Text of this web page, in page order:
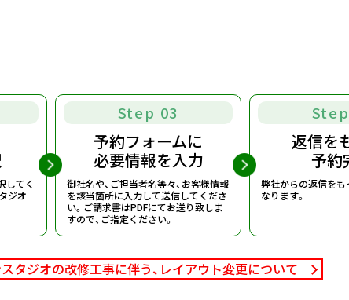
してく
ジオ
Step 03
予約フォームに
必要情報を入力
御社名や、ご担当者名等々、お客様情報
を該当箇所に入力して送信してくださ
い。 ご請求書はPDFにてお送り致しま
すので、ご指定ください。
返信を
予約
弊社からの返信をも
なります。
タジオの改修工事に伴う、 レイアウト変更について